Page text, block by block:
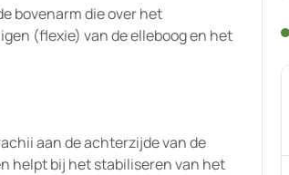
bovenarm die over het
(flexie) van de elleboog en het
aan de achterzijde van de
helpt bij het stabiliseren van het